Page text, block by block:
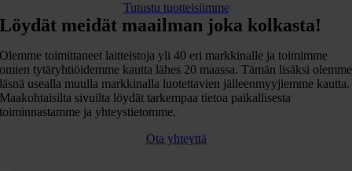
Tutustu tuotteisiimme
Löydät meidät maailman joka kolkasta!
Olemme toimittaneet laitteistoja yli 40 eri markkinalle ja toimimme
omien tytäryhtiöidemme kautta lähes 20 maassa. Tämän lisäksi olemme
läsnä usealla muulla markkinalla luotettavien jälleenmyyjiemme kautta.
Maakohtaisilta sivuilta löydät tarkempaa tietoa paikallisesta
toiminnastamme ja yhteystietomme.
Ota yhteyttä